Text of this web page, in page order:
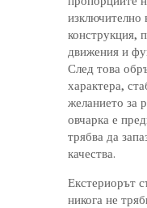
изключително
конструкция,
движения и
След това
характера,
желанието за
овчарка е
трябва да
качества.
Екстериорът
никога не